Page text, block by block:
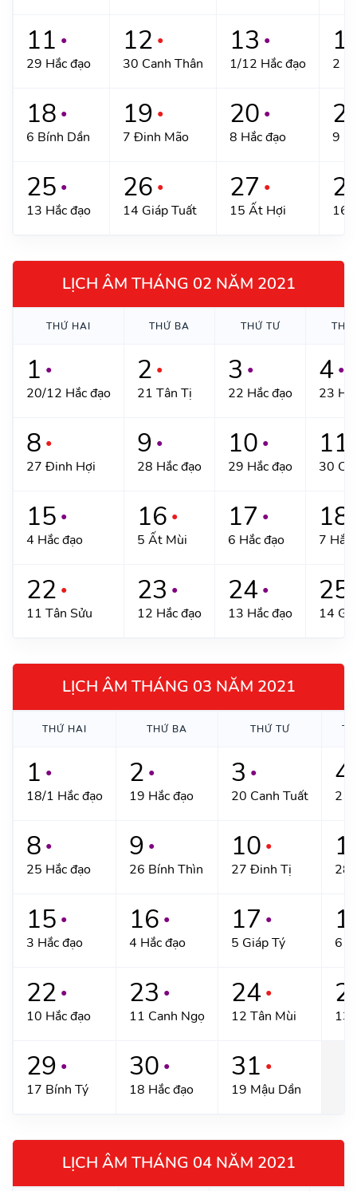
11 ●
29 Hắc đạo
12 ●
30 Canh Thân
13 ●
1/12 Hắc đạo 2
18 ●
6 Bính Dần
19 ●
7 Đinh Mão
20 ●
8 Hắc đạo 9
25 ●
13 Hắc đạo
26 ●
14 Giáp Tuất
27 ●
15 Ất Hợi 16
LỊCH ÂM THÁNG 02 NĂM 2021
THỨ HAI THỨ BA THỨ TƯ THỨ
1 ●
20/12 Hắc đạo
2 ●
21 Tân Tị
3 ●
22 Hắc đạo
4 ●
23
8 ●
27 Đinh Hợi
9 ●
28 Hắc đạo
10 ●
29 Hắc đạo
11
30
15 ●
4 Hắc đạo
16 ●
5 Ất Mùi
17 ●
6 Hắc đạo
18
7 Hắc
22 ●
11 Tân Sửu
23 ●
12 Hắc đạo
24 ●
13 Hắc đạo
25
14
LỊCH ÂM THÁNG 03 NĂM 2021
THỨ HAI THỨ BA THỨ TƯ
1 ●
18/1 Hắc đạo
2 ●
19 Hắc đạo
3 ●
20 Canh Tuất
4
21
8 ●
25 Hắc đạo
9 ●
26 Bính Thìn
10 ●
27 Đinh Tị 28
15 ●
3 Hắc đạo
16 ●
4 Hắc đạo
17 ●
5 Giáp Tý 6
22 ●
10 Hắc đạo
23 ●
11 Canh Ngọ
24 ●
12 Tân Mùi 13
29 ●
17 Bính Tý
30 ●
18 Hắc đạo
31 ●
19 Mậu Dần
LỊCH ÂM THÁNG 04 NĂM 2021